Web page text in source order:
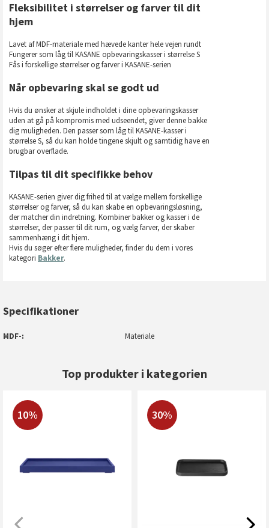
Fleksibilitet i størrelser og farver til dit
hjem
Lavet af MDF-materiale med hævede kanter hele vejen rundt
Fungerer som låg til KASANE opbevaringskasser i størrelse S
Fås i forskellige størrelser og farver i KASANE-serien
Når opbevaring skal se godt ud
Hvis du ønsker at skjule indholdet i dine opbevaringskasser
uden at gå på kompromis med udseendet, giver denne bakke
dig muligheden. Den passer som låg til KASANE-kasser i
størrelse S, så du kan holde tingene skjult og samtidig have en
brugbar overflade.
Tilpas til dit specifikke behov
KASANE-serien giver dig frihed til at vælge mellem forskellige
størrelser og farver, så du kan skabe en opbevaringsløsning,
der matcher din indretning. Kombiner bakker og kasser i de
størrelser, der passer til dit rum, og vælg farver, der skaber
sammenhæng i dit hjem.
Hvis du søger efter flere muligheder, finder du dem i vores
kategori Bakker.
Specifikationer
MDF- Materiale
Top produkter i kategorien
10% 30%